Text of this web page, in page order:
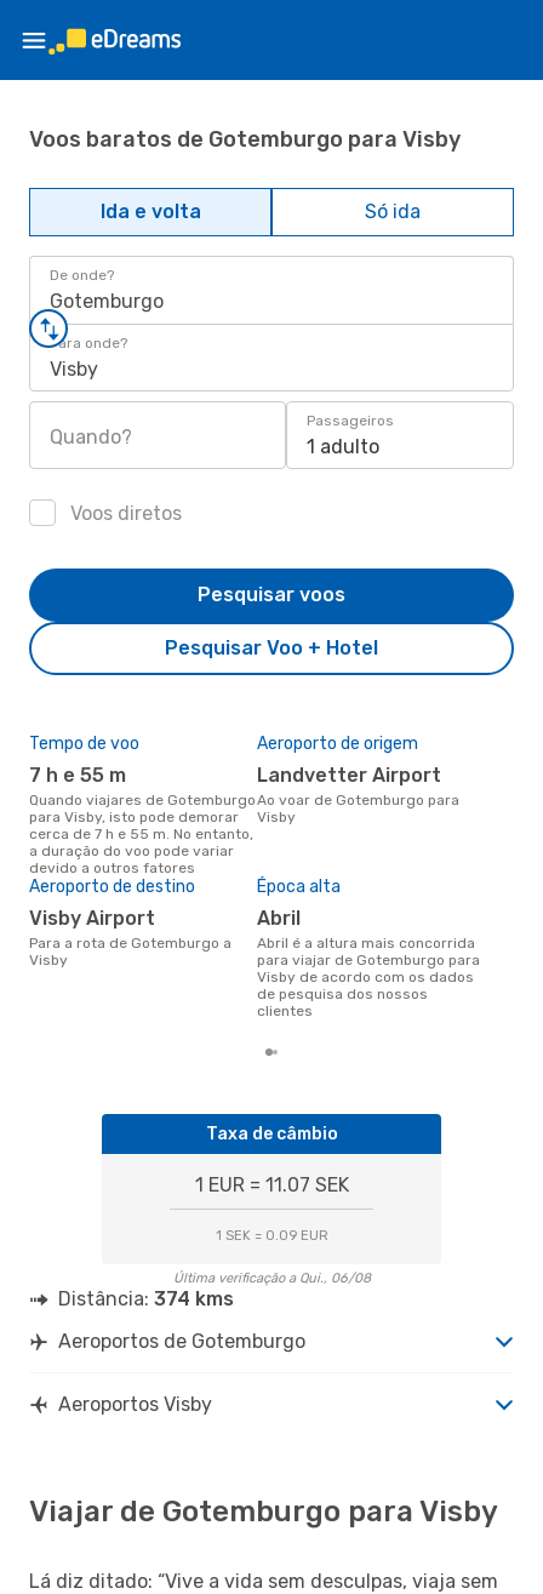
Voos baratos de Gotemburgo para Visby
Ida e volta Só ida
De onde?
Gotemburgo
Para onde?
Visby
Quando?
Passageiros
1 adulto
Voos diretos
Pesquisar Voo + Hotel
Pesquisar voos
Tempo de voo
7 h e 55 m
Quando viajares de Gotemburgo
para Visby, isto pode demorar
cerca de 7 h e 55 m. No entanto,
a duração do voo pode variar
devido a outros fatores
Aeroporto de origem
Landvetter Airport
Ao voar de Gotemburgo para
Visby
Aeroporto de destino
Visby Airport
Para a rota de Gotemburgo a
Visby
Época alta
abril
abril é a altura mais concorrida
para viajar de Gotemburgo para
Visby de acordo com os dados
de pesquisa dos nossos
clientes
Taxa de câmbio
1 EUR = 11.07 SEK
1 SEK = 0.09 EUR
Última verificação a Qui., 06/08
Distância: 374 kms
Aeroportos de Gotemburgo
Aeroportos Visby
Viajar de Gotemburgo para Visby
Lá diz ditado: “Vive a vida sem desculpas, viaja sem